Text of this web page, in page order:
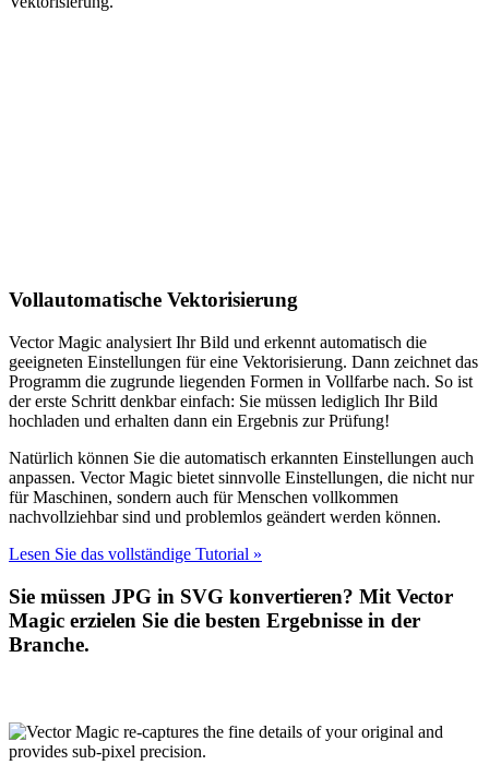
Vollautomatische Vektorisierung
Vector Magic analysiert Ihr Bild und erkennt automatisch die
geeigneten Einstellungen für eine Vektorisierung. Dann zeichnet das
Programm die zugrunde liegenden Formen in Vollfarbe nach. So ist
der erste Schritt denkbar einfach: Sie müssen lediglich Ihr Bild
hochladen und erhalten dann ein Ergebnis zur Prüfung!
Natürlich können Sie die automatisch erkannten Einstellungen auch
anpassen. Vector Magic bietet sinnvolle Einstellungen, die nicht nur
für Maschinen, sondern auch für Menschen vollkommen
nachvollziehbar sind und problemlos geändert werden können.
Lesen Sie das vollständige Tutorial »
Sie müssen JPG in SVG konvertieren? Mit Vector
Magic erzielen Sie die besten Ergebnisse in der
Branche.